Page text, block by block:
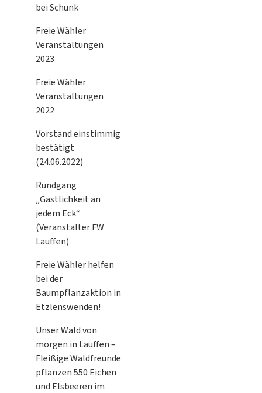
bei Schunk
Freie Wähler
Veranstaltungen
2023
Freie Wähler
Veranstaltungen
2022
Vorstand einstimmig
bestätigt
(24.06.2022)
Rundgang
„Gastlichkeit an
jedem Eck“
(Veranstalter FW
Lauffen)
Freie Wähler helfen
bei der
Baumpflanzaktion in
Etzlenswenden!
Unser Wald von
morgen in Lauffen –
Fleißige Waldfreunde
pflanzen 550 Eichen
und Elsbeeren im